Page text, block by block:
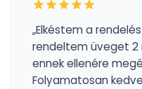
„Elkéstem a
rendeltem üveget 2
ennek ellenére
Folyamatosan